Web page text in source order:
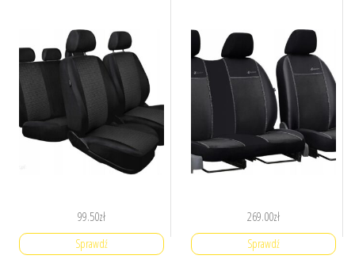
99.50zł
Sprawdź
269.00zł
Sprawdź